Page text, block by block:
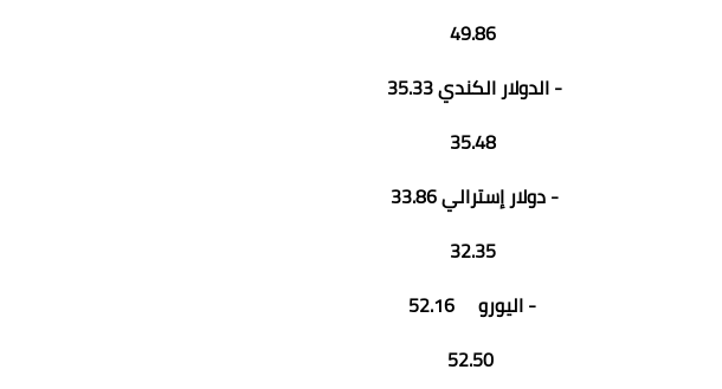
49.86
- الدولار الكندي 35.33
35.48
- دولار إسترالي 33.86
32.35
- اليورو 52.16
52.50